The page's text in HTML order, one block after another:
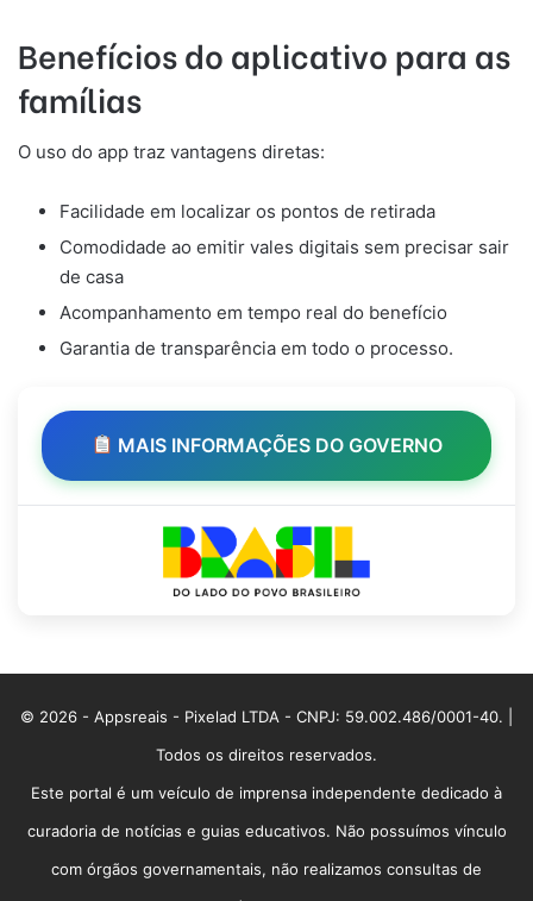
Benefícios do aplicativo para as
famílias
O uso do app traz vantagens diretas:
Facilidade em localizar os pontos de retirada
Comodidade ao emitir vales digitais sem precisar sair
de casa
Acompanhamento em tempo real do benefício
Garantia de transparência em todo o processo.
MAIS INFORMAÇÕES DO GOVERNO
© 2026 - Appsreais - Pixelad LTDA - CNPJ: 59.002.486/0001-40. |
Todos os direitos reservados.
Este portal é um veículo de imprensa independente dedicado à
curadoria de notícias e guias educativos. Não possuímos vínculo
com órgãos governamentais, não realizamos consultas de